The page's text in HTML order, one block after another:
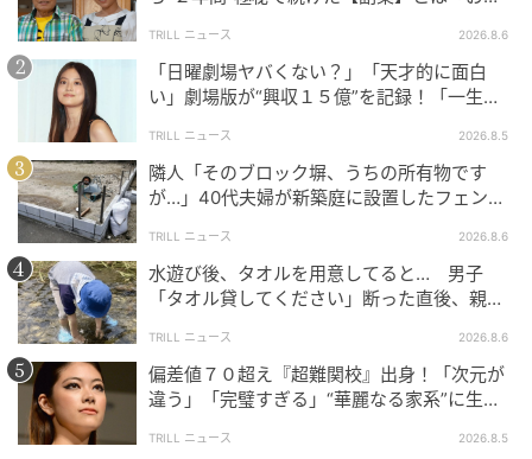
レティシア王妃（Queen Letizia of Spain）、シャルレーヌ公妃（Princess
Charlene of Monaco） Paolo Blocco / Getty Images
ロイヤル界のマナーやプロトコルの難しさを物語るよ
うな物議だが、公妃自身も過去にマナーを完璧に守る
ことに苦労していると漏らしていたことがある。2019
年にあるインタビューで「私は王室の人たちに間違っ
た呼び方をしたり、カーテシーをするべきではない相
手にしてしまったり、反対に忘れてしまったりする」
と打ち明けていた。この数年、病気やメンタルヘルス
の問題で公務を休むことが多かった公妃。今回の物議
が新たなストレスにならないことを祈りたいところ。
TRILL ニュース 2026.8.6
「日曜劇場ヤバくない？」「天才的に面白
い」劇場版が“興収１５億”を記録！「一生言
TRILL ニュース 2026.8.5
隣人「そのブロック塀、うちの所有物です
が…」40代夫婦が新築庭に設置したフェン
TRILL ニュース 2026.8.6
水遊び後、タオルを用意してると… 男子
「タオル貸してください」断った直後、親が
TRILL ニュース 2026.8.6
偏差値７０超え『超難関校』出身！「次元が
違う」「完璧すぎる」“華麗なる家系”に生ま
TRILL ニュース 2026.8.5